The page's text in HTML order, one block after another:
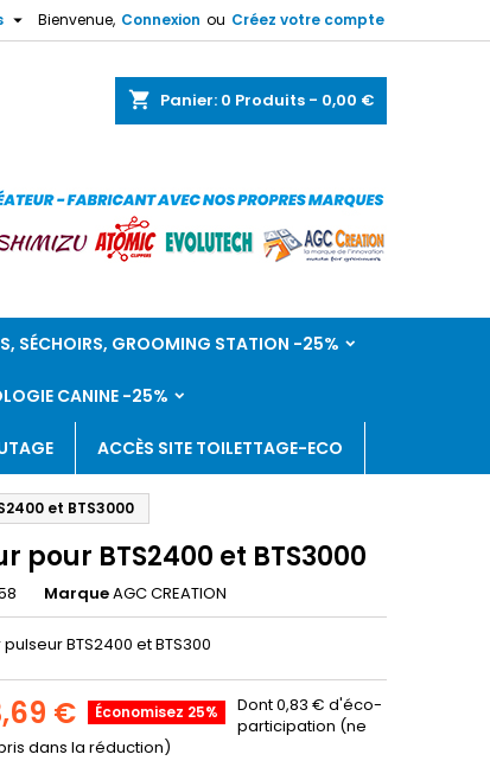
Bienvenue, Connexion ou Créez votre compte

shopping_cart Panier: 0 Produits - 0,00 €
SÉCHOIRS, GROOMING STATION -25%
CANINE -25%
ACCÈS SITE TOILETTAGE-ECO
et BTS3000
pour BTS2400 et BTS3000
MarqueAGC CREATION
BTS2400 et BTS300
€ Économisez 25%
Dont 0,83 € d'éco-
participation (ne
dans la réduction)